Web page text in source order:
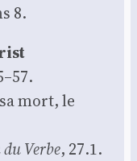
8.
mort, le
Verbe, 27.1.